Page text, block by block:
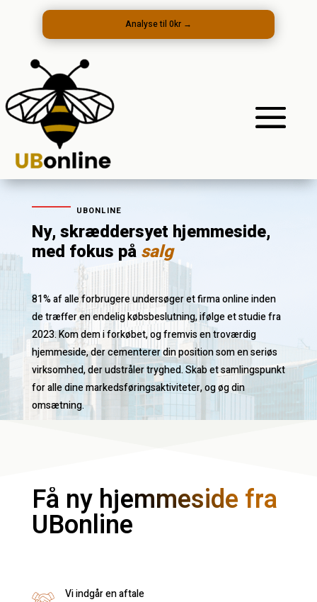
Analyse til 0kr →
UBONLINE
Ny, skræddersyet hjemmeside,
med fokus på salg
81% af alle forbrugere undersøger et firma online inden
de træffer en endelig købsbeslutning, ifølge et studie fra
2023. Kom dem i forkøbet, og fremvis en troværdig
hjemmeside, der cementerer din position som en seriøs
virksomhed, der udstråler tryghed. Skab et samlingspunkt
for alle dine markedsføringsaktiviteter, og øg din
omsætning.
Få ny hjemmeside fra
UBonline
Vi indgår en aftale